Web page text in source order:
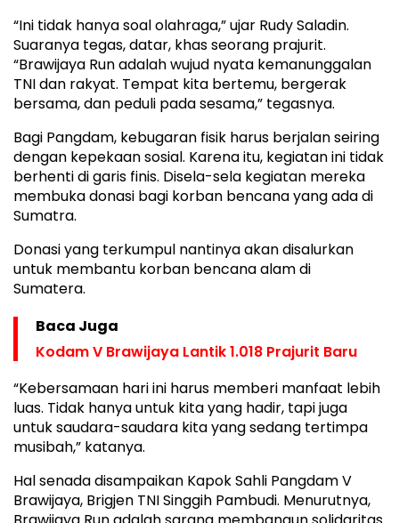
“Ini tidak hanya soal olahraga,” ujar Rudy Saladin.
Suaranya tegas, datar, khas seorang prajurit.
“Brawijaya Run adalah wujud nyata kemanunggalan
TNI dan rakyat. Tempat kita bertemu, bergerak
bersama, dan peduli pada sesama,” tegasnya.
Bagi Pangdam, kebugaran fisik harus berjalan seiring
dengan kepekaan sosial. Karena itu, kegiatan ini tidak
berhenti di garis finis. Disela-sela kegiatan mereka
membuka donasi bagi korban bencana yang ada di
Sumatra.
Donasi yang terkumpul nantinya akan disalurkan
untuk membantu korban bencana alam di
Sumatera.
Baca Juga
Kodam V Brawijaya Lantik 1.018 Prajurit Baru
“Kebersamaan hari ini harus memberi manfaat lebih
luas. Tidak hanya untuk kita yang hadir, tapi juga
untuk saudara-saudara kita yang sedang tertimpa
musibah,” katanya.
Hal senada disampaikan Kapok Sahli Pangdam V
Brawijaya, Brigjen TNI Singgih Pambudi. Menurutnya,